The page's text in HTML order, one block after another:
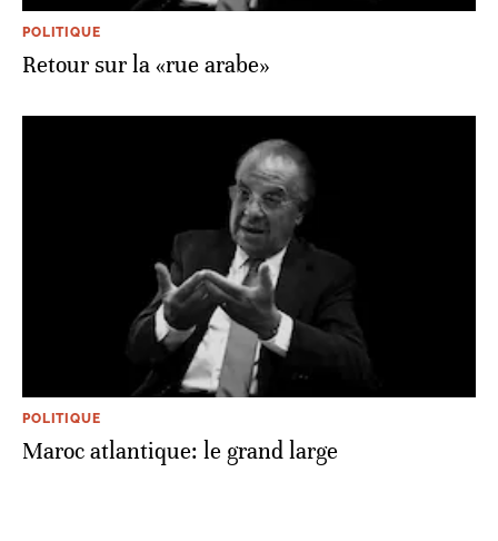
POLITIQUE
Retour sur la «rue arabe»
POLITIQUE
Maroc atlantique: le grand large